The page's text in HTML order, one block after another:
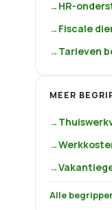
HR-
Fiscale
Tarieven
MEER
Alle